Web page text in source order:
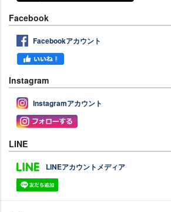
Facebook
Facebookアカウント
Instagram
Instagramアカウント
LINE
LINEアカウントメディア